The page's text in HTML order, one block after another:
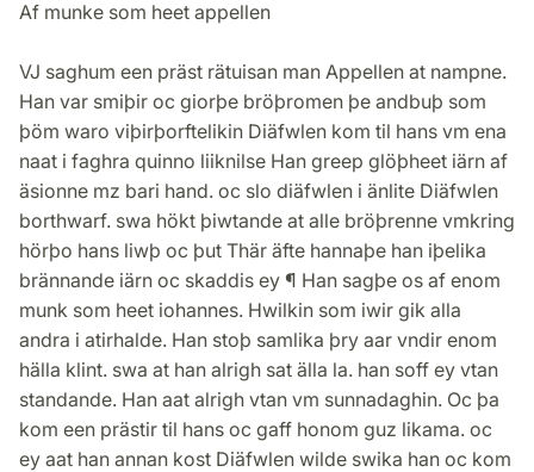
Af munke som heet appellen
VJ saghum een präst rätuisan man Appellen at nampne.
Han var smiþir oc giorþe bröþromen þe andbuþ som
þöm waro viþirþorftelikin Diäfwlen kom til hans vm ena
naat i faghra quinno liiknilse Han greep glöþheet iärn af
äsionne mz bari hand. oc slo diäfwlen i änlite Diäfwlen
borthwarf. swa hökt þiwtande at alle bröþrenne vmkring
hörþo hans liwþ oc þut Thär äfte hannaþe han iþelika
brännande iärn oc skaddis ey ¶ Han sagþe os af enom
munk som heet iohannes. Hwilkin som iwir gik alla
andra i atirhalde. Han stoþ samlika þry aar vndir enom
hälla klint. swa at han alrigh sat älla la. han soff ey vtan
standande. Han aat alrigh vtan vm sunnadaghin. Oc þa
kom een prästir til hans oc gaff honom guz likama. oc
ey aat han annan kost Diäfwlen wilde swika han oc kom